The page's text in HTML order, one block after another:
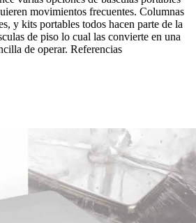
movimientos frecuentes. Columnas
y kits portables todos hacen parte de la
de piso lo cual las convierte en una
de operar. Referencias